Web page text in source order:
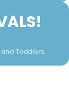
Toddlers.